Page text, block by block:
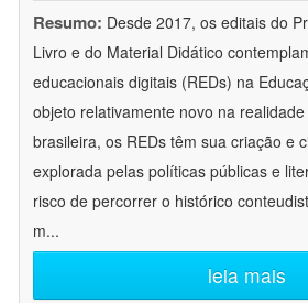
Resumo: Desde 2017, os editais do
Livro e do Material Didático
educacionais digitais (REDs) na
objeto relativamente novo na
brasileira, os REDs têm sua criação e
explorada pelas políticas públicas e
risco de percorrer o histórico
m...
leia mais